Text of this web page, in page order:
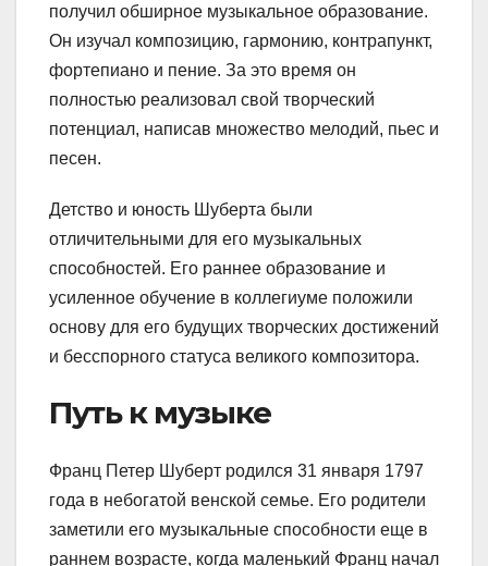
получил обширное музыкальное образование.
Он изучал композицию, гармонию, контрапункт,
фортепиано и пение. За это время он
полностью реализовал свой творческий
потенциал, написав множество мелодий, пьес и
песен.
Детство и юность Шуберта были
отличительными для его музыкальных
способностей. Его раннее образование и
усиленное обучение в коллегиуме положили
основу для его будущих творческих достижений
и бесспорного статуса великого композитора.
Путь к музыке
Франц Петер Шуберт родился 31 января 1797
года в небогатой венской семье. Его родители
заметили его музыкальные способности еще в
раннем возрасте, когда маленький Франц начал